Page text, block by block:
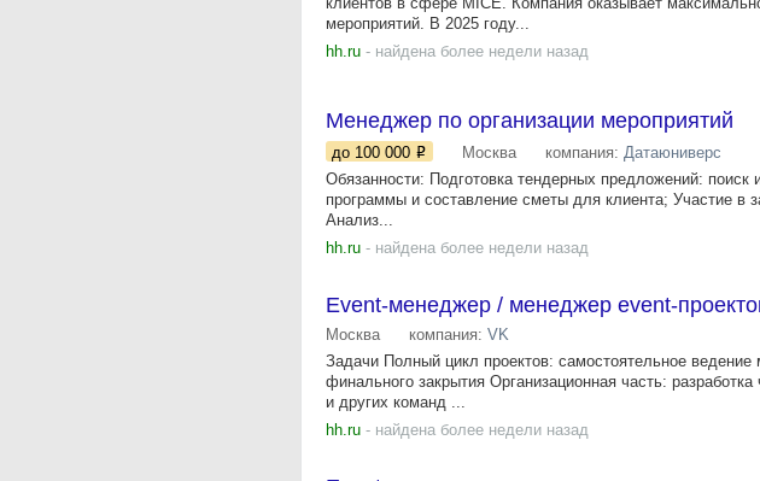
мероприятий. В 2025 году...
hh.ru - найдена более недели назад
Менеджер по организации мероприятий
до 100 000 Москва компания: Датаюниверс
Обязанности: Подготовка тендерных предложений:
программы и составление сметы для клиента; Участие в
Анализ...
hh.ru - найдена более недели назад
Event-менеджер / менеджер event-
Москва компания: VK
Задачи Полный цикл проектов: самостоятельное ведение
финального закрытия Организационная часть:
и других команд ...
hh.ru - найдена более недели назад